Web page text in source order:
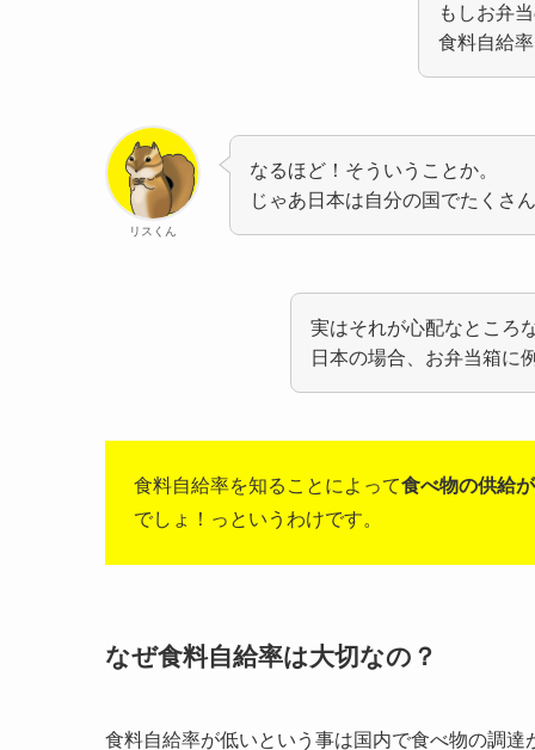
もしお弁
食料自給
リスくん
なるほど！そういうことか。
じゃあ日本は自分の国でたくさ
実はそれが心配なところ
日本の場合、お弁当箱に
食料自給率を知ることによって食べ物の供給
でしょ！っというわけです。
なぜ食料自給率は大切なの？
食料自給率が低いという事は国内で食べ物の調